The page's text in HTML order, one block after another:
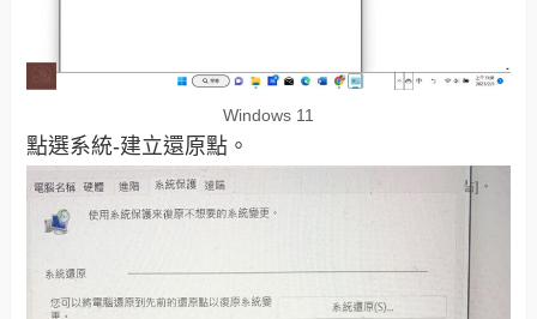
Windows 11
點選系統-建立還原點。